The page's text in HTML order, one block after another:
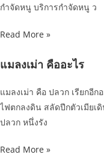
กำจัดหนู บริการกำจัดหนู ว
Read More »
แมลงเม่า คืออะไร
แมลงเม่า คือ ปลวก เรียกอี
ไฟตกลงดิน สลัดปีกตัวเมียเ
ปลวก หนึ่งรัง
Read More »